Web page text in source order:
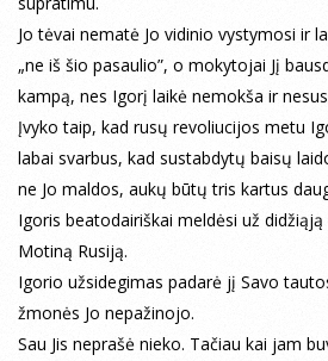
Jo tėvai nematė Jo vidinio vystymosi ir
„ne iš šio pasaulio”, o mokytojai Jį
kampą, nes Igorį laikė nemokša ir
Įvyko taip, kad rusų revoliucijos metu
labai svarbus, kad sustabdytų baisų
ne Jo maldos, aukų būtų tris kartus
Igoris beatodairiškai meldėsi už
Motiną Rusiją.
Igorio užsidegimas padarė jį Savo
žmonės Jo nepažinojo.
Sau Jis neprašė nieko. Tačiau kai jam